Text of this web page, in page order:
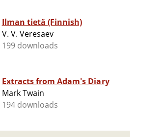
Ilman tietä (Finnish)
V. V. Veresaev
199 downloads
Extracts from Adam's Diary
Mark Twain
194 downloads